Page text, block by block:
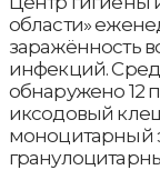
области»
заражённость
инфекций.
обнаружено 12
иксодовый
моноцитарный